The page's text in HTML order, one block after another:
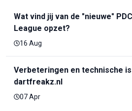
Wat vind jij van de "nieuwe"
League opzet?
16 Aug
Verbeteringen en technische
dartfreakz.nl
07 Apr